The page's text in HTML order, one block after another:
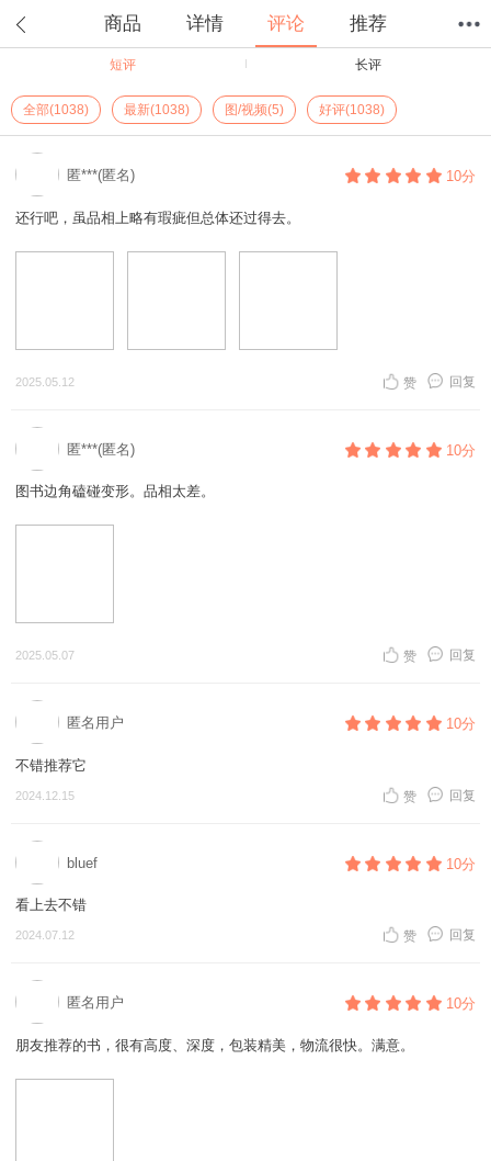
商品 详情 评论 推荐
短评 长评
全部(1038) 最新(1038) 图/视频(5) 好评(1038)
匿***(匿名) 10分
还行吧，虽品相上略有瑕疵但总体还过得去。
2025.05.12 回复
赞
匿***(匿名) 10分
图书边角磕碰变形。品相太差。
2025.05.07 回复
赞
匿名用户 10分
不错推荐它
2024.12.15 回复
赞
bluef 10分
看上去不错
2024.07.12 回复
赞
匿名用户 10分
朋友推荐的书，很有高度、深度，包装精美，物流很快。满意。